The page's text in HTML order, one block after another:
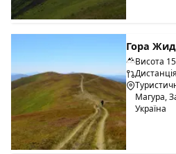
Гора
Висота
Магура,
Україна